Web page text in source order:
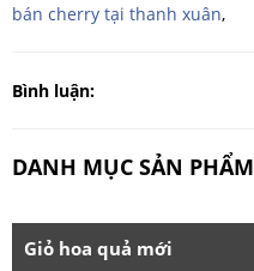
bán cherry tại thanh xuân,
Bình luận:
DANH MỤC SẢN PHẨM
Giỏ hoa quả mới